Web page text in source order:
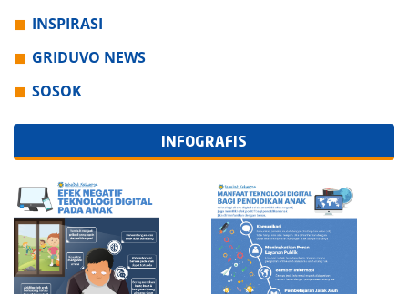
INSPIRASI
GRIDUVO NEWS
SOSOK
INFOGRAFIS